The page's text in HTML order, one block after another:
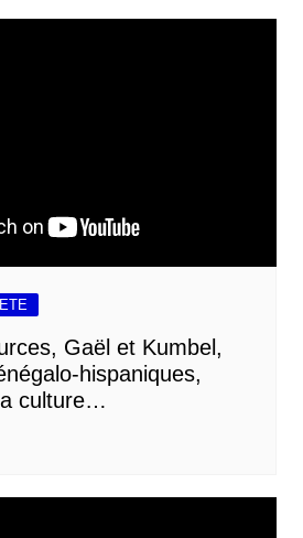
Gaël et Kumbel,
hispaniques,
culture…